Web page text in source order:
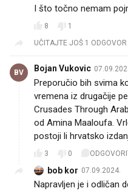
I što točno nemam
8
1
UČITAJTE JOŠ 1 ODGOVOR
BV Bojan Vukovic
Preporučio bih svima
vremena iz drugačije
Crusades Through
od Amina Maaloufa.
postoji li hrvatsko
3 0
bob kor 07.09.2024.
Napravljen je i odličan